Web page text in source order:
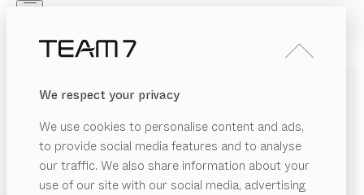
We respect your privacy
We use cookies to personalise content and ads,
to provide social media features and to analyse
our traffic. We also share information about your
use of our site with our social media, advertising
PRODUKTE
INSPIRATION
HÄNDLER
ZWISCHENELEMENT
HOMEOFFICE
von Sebastian Desch